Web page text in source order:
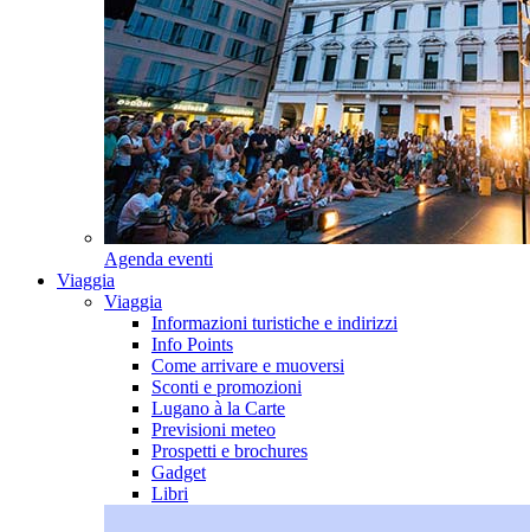
Agenda eventi
Viaggia
Viaggia
Informazioni turistiche e indirizzi
Info Points
Come arrivare e muoversi
Sconti e promozioni
Lugano à la Carte
Previsioni meteo
Prospetti e brochures
Gadget
Libri